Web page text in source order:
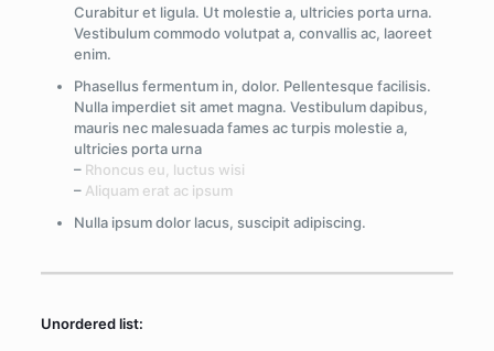
Curabitur et ligula. Ut molestie a, ultricies porta urna.
Vestibulum commodo volutpat a, convallis ac, laoreet
enim.
Phasellus fermentum in, dolor. Pellentesque facilisis.
Nulla imperdiet sit amet magna. Vestibulum dapibus,
mauris nec malesuada fames ac turpis molestie a,
ultricies porta urna
– Rhoncus eu, luctus wisi
– Aliquam erat ac ipsum
Nulla ipsum dolor lacus, suscipit adipiscing.
Unordered list: